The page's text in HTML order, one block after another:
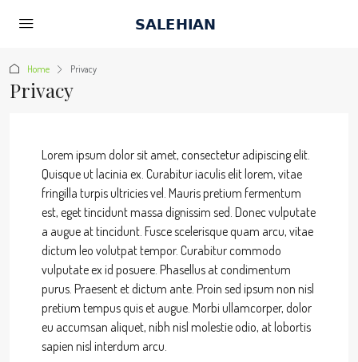
Home Privacy
Privacy
Lorem ipsum dolor sit amet, consectetur adipiscing elit.
Quisque ut lacinia ex. Curabitur iaculis elit lorem, vitae
fringilla turpis ultricies vel. Mauris pretium fermentum
est, eget tincidunt massa dignissim sed. Donec vulputate
a augue at tincidunt. Fusce scelerisque quam arcu, vitae
dictum leo volutpat tempor. Curabitur commodo
vulputate ex id posuere. Phasellus at condimentum
purus. Praesent et dictum ante. Proin sed ipsum non nisl
pretium tempus quis et augue. Morbi ullamcorper, dolor
eu accumsan aliquet, nibh nisl molestie odio, at lobortis
sapien nisl interdum arcu.